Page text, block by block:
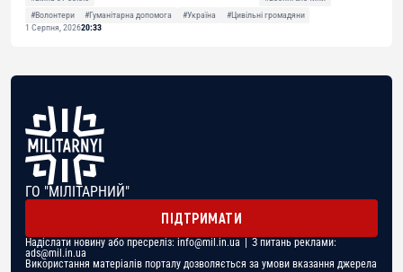
#Волонтери
#Гуманітарна допомога #Україна
#Цивільні громадяни
1 Серпня, 202620:33
ГО "МІЛІТАРНИЙ"
ПІДТРИМАТИ
Надіслати новину або пресреліз: info@mil.in.ua | З питань реклами:
ads@mil.in.ua
Використання матеріалів порталу дозволяється за умови вказання джерела